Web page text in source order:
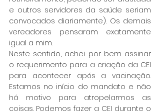
e outros servidores da saúde seriam
convocados diariamente). Os demais
vereadores pensaram exatamente
igual a mim.
Neste sentido, achei por bem assinar
o requerimento para a criação da CEI
para acontecer após a vacinação.
Estamos no início do mandato e não
há motivo para atropelarmos as
coisas. Podemos fazer a CEI durante o